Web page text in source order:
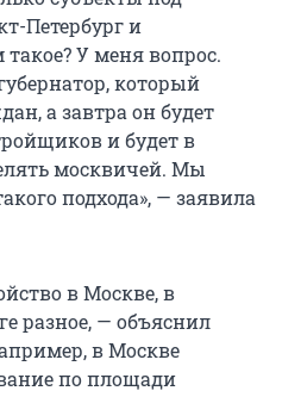
Петербург и
У меня вопрос.
который
а завтра он будет
и будет в
москвичей. Мы
подхода», — заявила
в Москве, в
разное, — объяснил
в Москве
по площади